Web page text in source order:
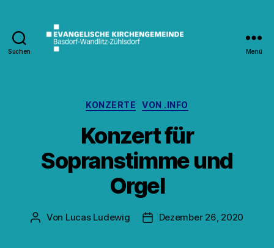
Suchen Menü
Kategorien
KONZERTE VON .INFO
Konzert für
Sopranstimme und
Orgel
Beitragsautor
Von Lucas Ludewig Veröffentlichungsdatum
Dezember 26, 2020